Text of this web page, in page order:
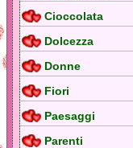
Cioccolata
Dolcezza
Donne
Fiori
Paesaggi
Parenti